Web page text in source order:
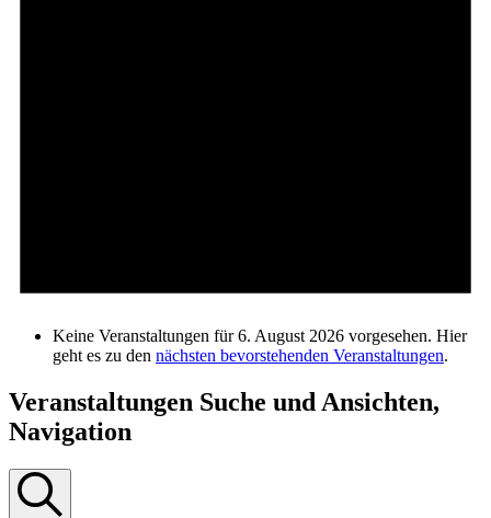
Keine Veranstaltungen für 6. August 2026 vorgesehen. Hier
geht es zu den nächsten bevorstehenden Veranstaltungen.
Veranstaltungen Suche und Ansichten,
Navigation